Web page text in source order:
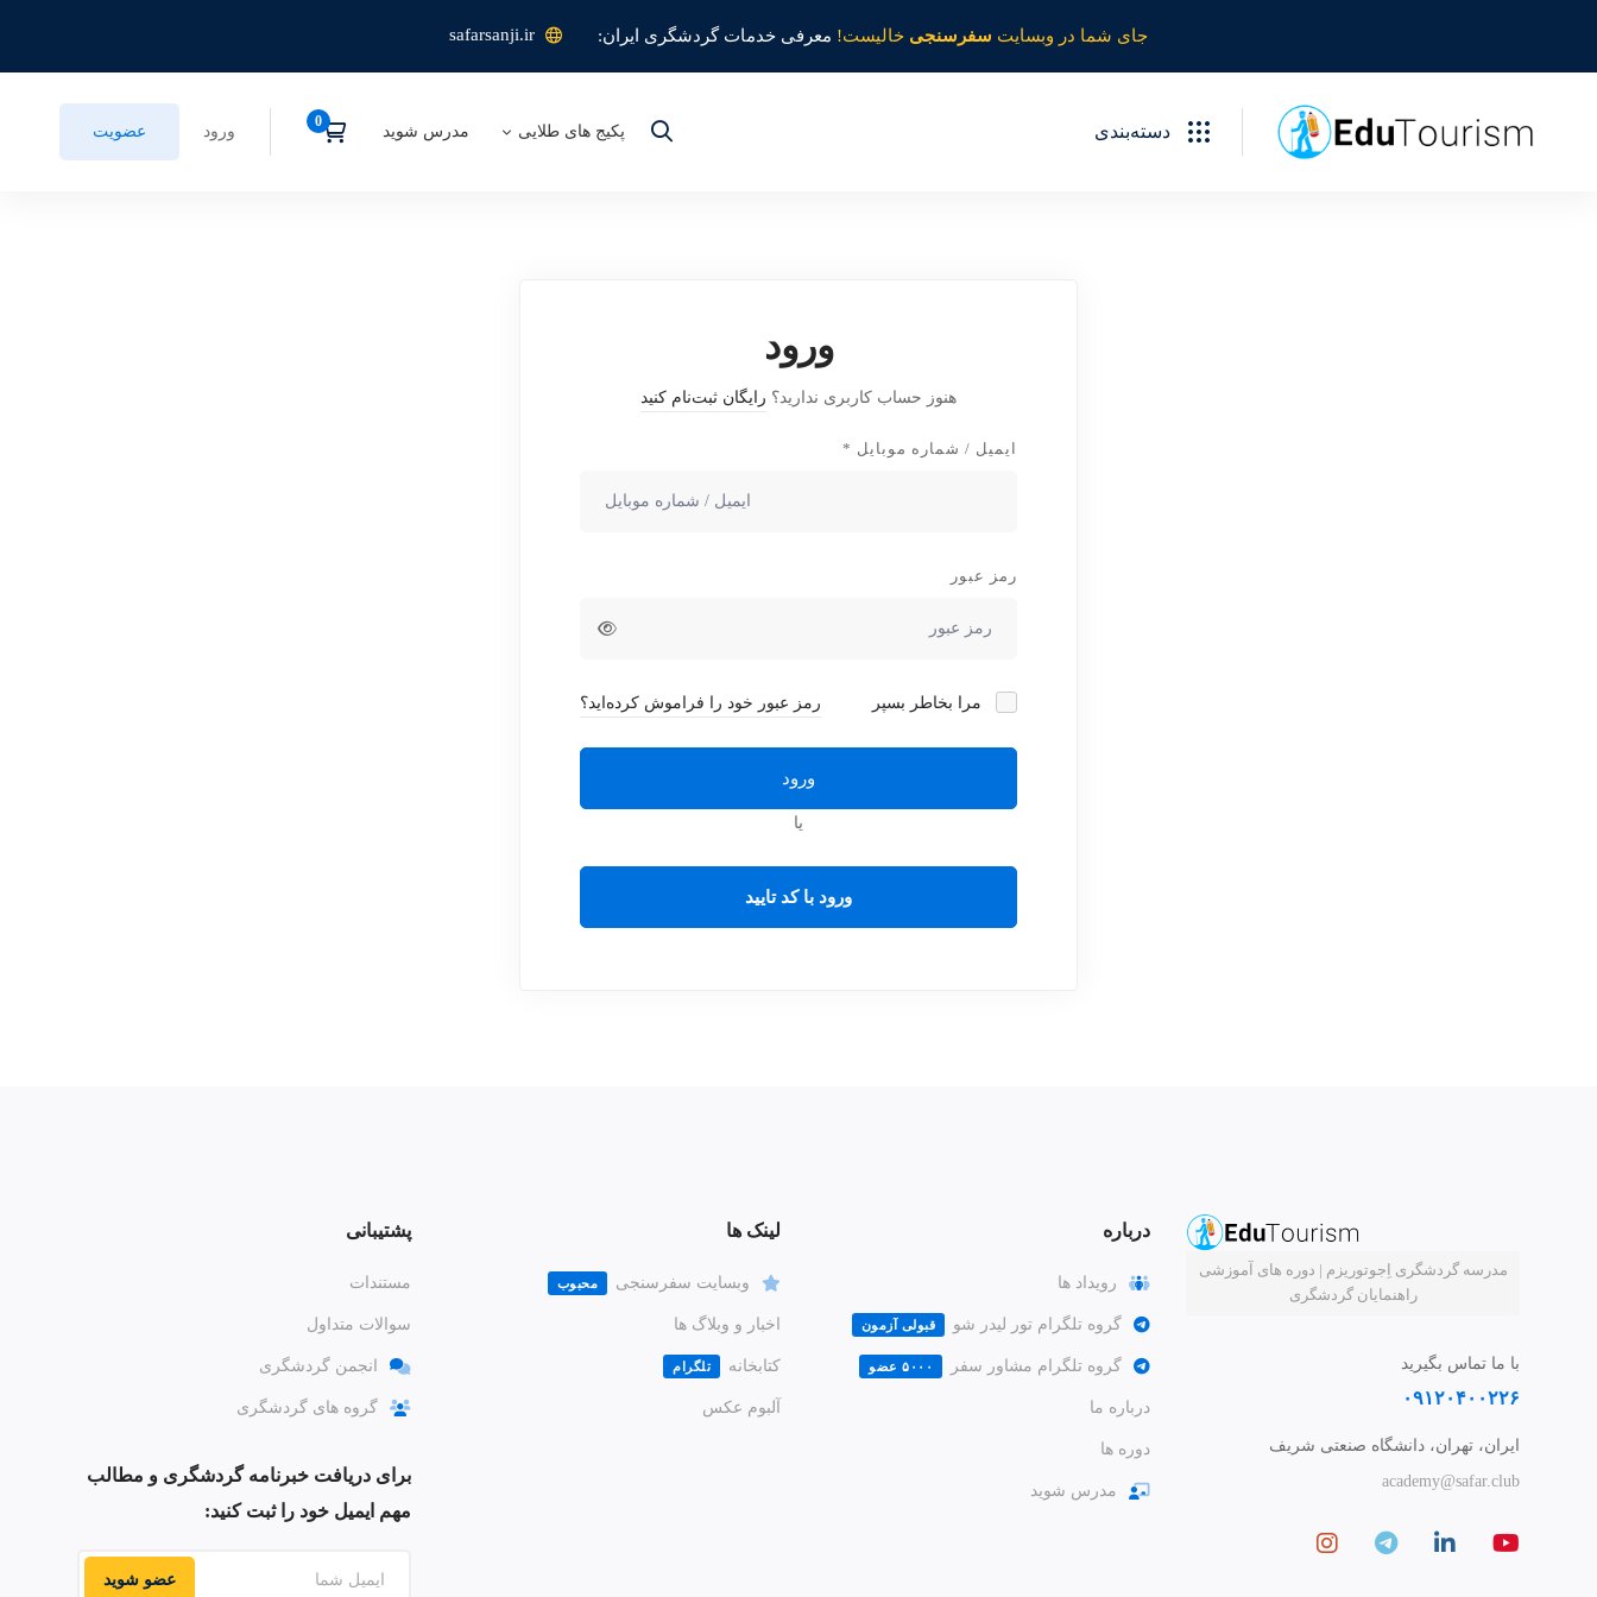
جای شما در وبسایت سفرسنجی خالیست! معرفی خدمات گردشگری ایران: safarsanji.ir
دسته‌بندی پکیج های طلایی مدرس شوید ورود عضویت
ورود
هنوز حساب کاربری ندارید؟ رایگان ثبت‌نام کنید
ایمیل / شماره موبایل *
رمز عبور
مرا بخاطر بسپر رمز عبور خود را فراموش کرده‌اید؟
ورود
یا
مدرسه گردشگری اِجوتوریزم | دوره های آموزشی
راهنمایان گردشگری
با ما تماس بگیرید
۰۹۱۲۰۴۰۰۲۲۶
ایران، تهران، دانشگاه صنعتی شریف
academy@safar.club
درباره
رویداد ها
گروه تلگرام تور لیدر شو قبولی آزمون
گروه تلگرام مشاور سفر ۵۰۰۰ عضو
درباره ما
دوره ها
مدرس شوید
لینک ها
وبسایت سفرسنجی محبوب
اخبار و وبلاگ ها
کتابخانه تلگرام
آلبوم عکس
پشتیبانی
مستندات
سوالات متداول
انجمن گردشگری
گروه های گردشگری
برای دریافت خبرنامه گردشگری و مطالب
مهم ایمیل خود را ثبت کنید:
عضو شوید